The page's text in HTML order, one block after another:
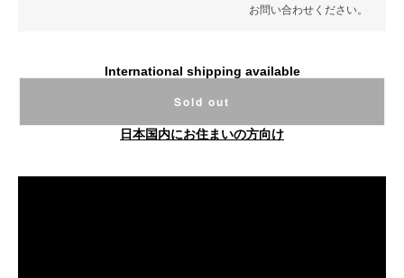
お問い合わせください。
International shipping available
Sold out
日本国内にお住まいの方向け